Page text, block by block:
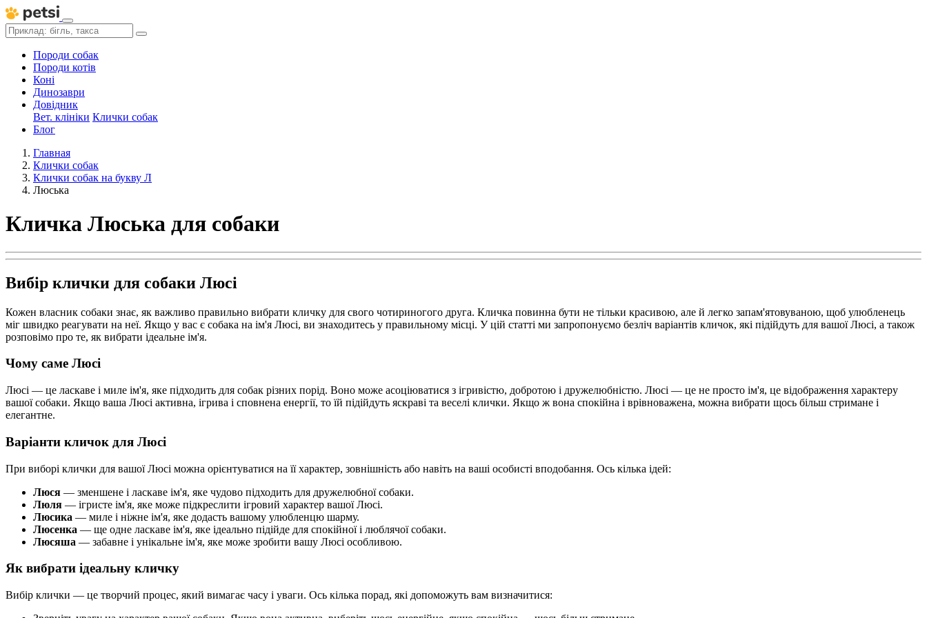
Породи собак
Породи котів
Коні
Динозаври
Довідник
Вет. клініки Клички собак
Блог
Главная
Клички собак
Клички собак на букву Л
Люська
Кличка Люська для собаки
Вибір клички для собаки Люсі
Кожен власник собаки знає, як важливо правильно вибрати кличку для свого чотириногого друга. Кличка повинна бути не тільки красивою, але й легко запам'ятовуваною, щоб улюбленець
міг швидко реагувати на неї. Якщо у вас є собака на ім'я Люсі, ви знаходитесь у правильному місці. У цій статті ми запропонуємо безліч варіантів кличок, які підійдуть для вашої Люсі, а також
розповімо про те, як вибрати ідеальне ім'я.
Чому саме Люсі
Люсі — це ласкаве і миле ім'я, яке підходить для собак різних порід. Воно може асоціюватися з ігривістю, добротою і дружелюбністю. Люсі — це не просто ім'я, це відображення характеру
вашої собаки. Якщо ваша Люсі активна, ігрива і сповнена енергії, то їй підійдуть яскраві та веселі клички. Якщо ж вона спокійна і врівноважена, можна вибрати щось більш стримане і
елегантне.
Варіанти кличок для Люсі
При виборі клички для вашої Люсі можна орієнтуватися на її характер, зовнішність або навіть на ваші особисті вподобання. Ось кілька ідей:
Люся — зменшене і ласкаве ім'я, яке чудово підходить для дружелюбної собаки.
Люля — ігристе ім'я, яке може підкреслити ігровий характер вашої Люсі.
Люсика — миле і ніжне ім'я, яке додасть вашому улюбленцю шарму.
Люсенка — ще одне ласкаве ім'я, яке ідеально підійде для спокійної і люблячої собаки.
Люсяша — забавне і унікальне ім'я, яке може зробити вашу Люсі особливою.
Як вибрати ідеальну кличку
Вибір клички — це творчий процес, який вимагає часу і уваги. Ось кілька порад, які допоможуть вам визначитися: